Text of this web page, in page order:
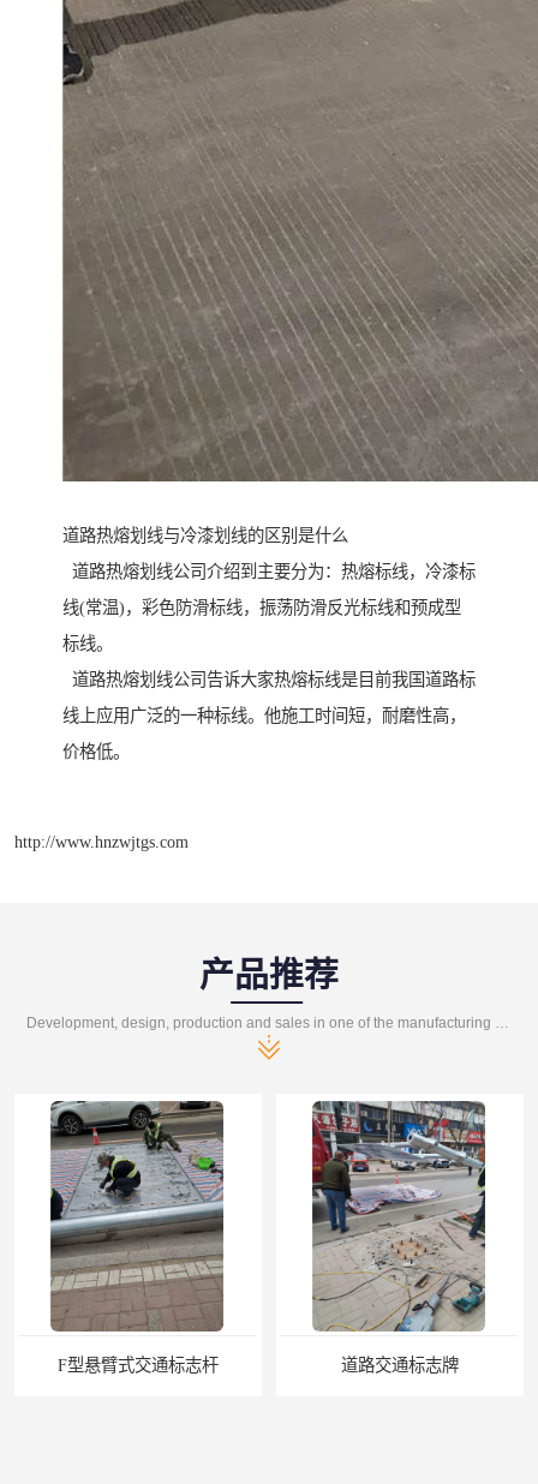
道路热熔划线与冷漆划线的区别是什么
道路热熔划线公司介绍到主要分为：热熔标线，冷漆标
线(常温)，彩色防滑标线，振荡防滑反光标线和预成型
标线。
道路热熔划线公司告诉大家热熔标线是目前我国道路标
线上应用广泛的一种标线。他施工时间短，耐磨性高，
价格低。
http://www.hnzwjtgs.com
产品推荐
F型悬臂式交通标志杆 道路交通标志牌